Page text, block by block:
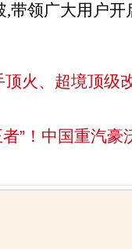
带领广大用户
火、超境顶级
者”！中国重汽